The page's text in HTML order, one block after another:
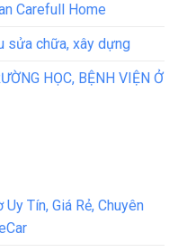
Carefull Home
sửa chữa, xây dựng
HỌC, BỆNH VIỆN Ở
Tín, Giá Rẻ, Chuyên